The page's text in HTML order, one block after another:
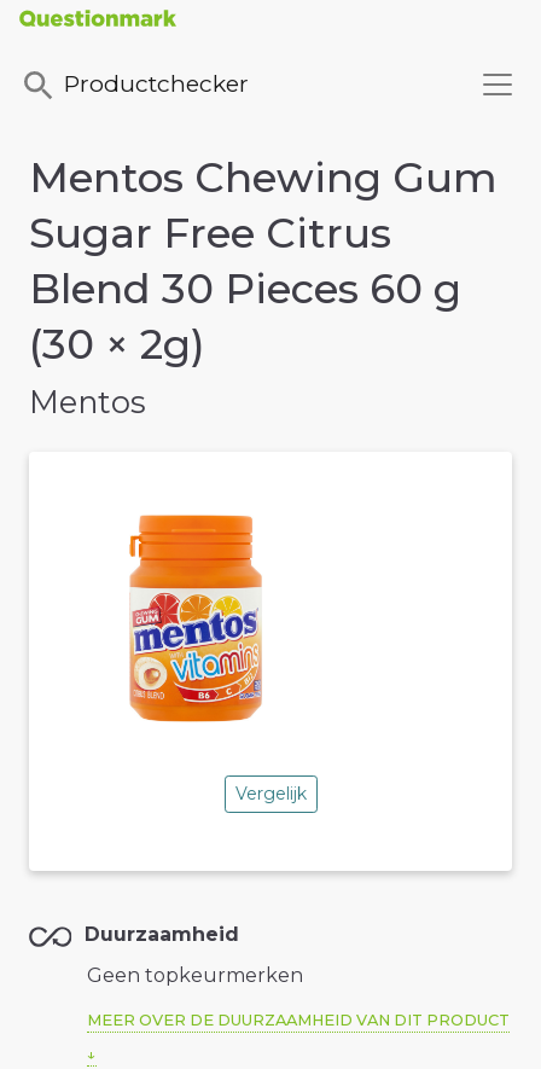
Productchecker
Mentos Chewing Gum
Sugar Free Citrus
Blend 30 Pieces 60 g
(30 × 2g)
Mentos
Vergelijk
Duurzaamheid
Geen topkeurmerken
MEER OVER DE DUURZAAMHEID VAN DIT PRODUCT